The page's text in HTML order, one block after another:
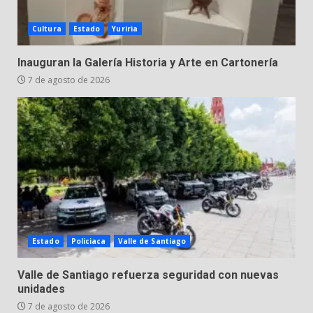
Cultura Estado Yuriria
Inauguran la Galería Historia y Arte en Cartonería
7 de agosto de 2026
Estado Policiaca Valle de Santiago
Valle de Santiago refuerza seguridad con nuevas
unidades
7 de agosto de 2026